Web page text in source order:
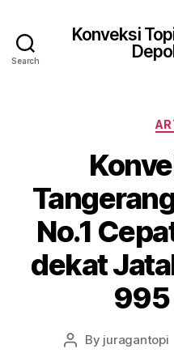
Search
Konveksi
No.1
dekat
Post
By juragantopi